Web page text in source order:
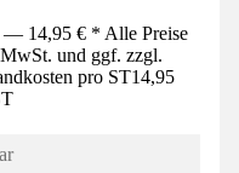
— 14,95 € * Alle Preise
und ggf. zzgl.
pro ST14,95